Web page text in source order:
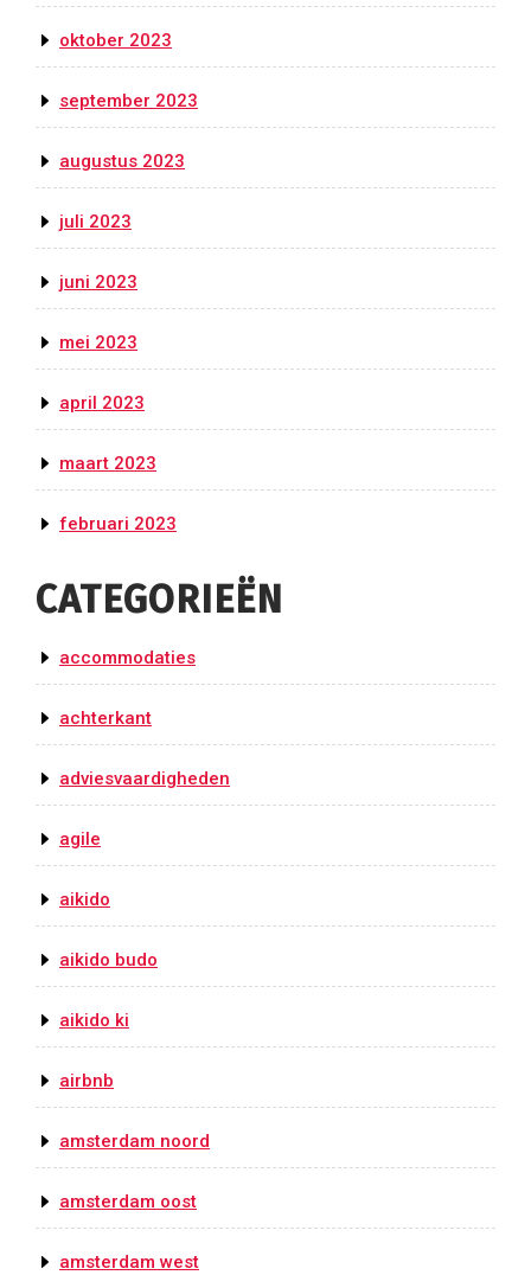
oktober 2023
september 2023
augustus 2023
juli 2023
juni 2023
mei 2023
april 2023
maart 2023
februari 2023
CATEGORIEËN
accommodaties
achterkant
adviesvaardigheden
agile
aikido
aikido budo
aikido ki
airbnb
amsterdam noord
amsterdam oost
amsterdam west